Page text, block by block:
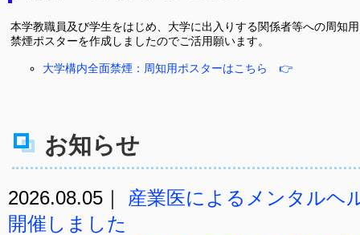
本学教職員及び学生をはじめ、大学に出入りする関係者等への周知
禁煙ポスターを作成しましたのでご活用願います。
大学構内全面禁煙：周知用ポスターはこちら 👉
お知らせ
2026.08.05｜ 産業医によるメンタルヘ
開催しました